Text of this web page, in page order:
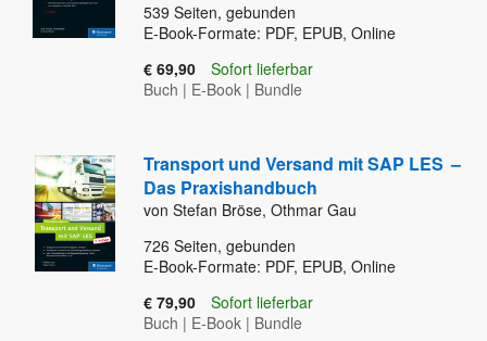
539 Seiten, gebunden
E-Book-Formate: PDF, EPUB, Online
€ 69,90
Sofort lieferbar
Buch | E-Book | Bundle
Transport und Versand mit SAP LES –
Das Praxishandbuch
von Stefan Bröse, Othmar Gau
726 Seiten, gebunden
E-Book-Formate: PDF, EPUB, Online
€ 79,90
Sofort lieferbar
Buch | E-Book | Bundle